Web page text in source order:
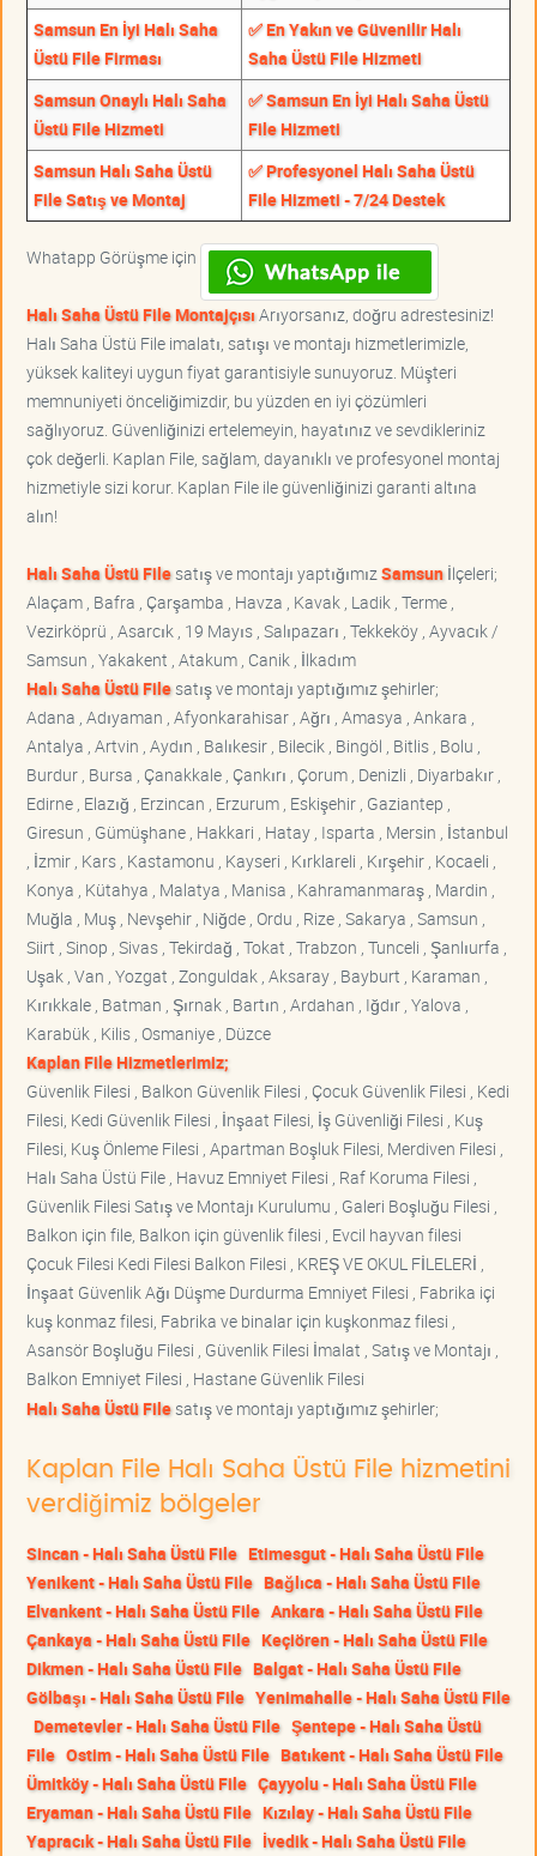
Samsun En İyi Halı Saha
Üstü File Firması
✅ En Yakın ve Güvenilir Halı
Saha Üstü File Hizmeti
Samsun Onaylı Halı Saha
Üstü File Hizmeti
✅ Samsun En İyi Halı Saha Üstü
File Hizmeti
Samsun Halı Saha Üstü
File Satış ve Montaj
✅ Profesyonel Halı Saha Üstü
File Hizmeti - 7/24 Destek
Whatapp Görüşme için
Halı Saha Üstü File MontajçısıArıyorsanız, doğru adrestesiniz!
Halı Saha Üstü File imalatı, satışı ve montajı hizmetlerimizle,
yüksek kaliteyi uygun fiyat garantisiyle sunuyoruz. Müşteri
memnuniyeti önceliğimizdir, bu yüzden en iyi çözümleri
sağlıyoruz. Güvenliğinizi ertelemeyin, hayatınız ve sevdikleriniz
çok değerli. Kaplan File, sağlam, dayanıklı ve profesyonel montaj
hizmetiyle sizi korur. Kaplan File ile güvenliğinizi garanti altına
alın!
Halı Saha Üstü Filesatış ve montajı yaptığımızSamsunİlçeleri;
Alaçam , Bafra , Çarşamba , Havza , Kavak , Ladik , Terme ,
Vezirköprü , Asarcık , 19 Mayıs , Salıpazarı , Tekkeköy , Ayvacık /
Samsun , Yakakent , Atakum , Canik , İlkadım
Halı Saha Üstü Filesatış ve montajı yaptığımız şehirler;
Adana , Adıyaman , Afyonkarahisar , Ağrı , Amasya , Ankara ,
Antalya , Artvin , Aydın , Balıkesir , Bilecik , Bingöl , Bitlis , Bolu ,
Burdur , Bursa , Çanakkale , Çankırı , Çorum , Denizli , Diyarbakır ,
Edirne , Elazığ , Erzincan , Erzurum , Eskişehir , Gaziantep ,
Giresun , Gümüşhane , Hakkari , Hatay , Isparta , Mersin , İstanbul
, İzmir , Kars , Kastamonu , Kayseri , Kırklareli , Kırşehir , Kocaeli ,
Konya , Kütahya , Malatya , Manisa , Kahramanmaraş , Mardin ,
Muğla , Muş , Nevşehir , Niğde , Ordu , Rize , Sakarya , Samsun ,
Siirt , Sinop , Sivas , Tekirdağ , Tokat , Trabzon , Tunceli , Şanlıurfa ,
Uşak , Van , Yozgat , Zonguldak , Aksaray , Bayburt , Karaman ,
Kırıkkale , Batman , Şırnak , Bartın , Ardahan , Iğdır , Yalova ,
Karabük , Kilis , Osmaniye , Düzce
Kaplan File Hizmetlerimiz;
Güvenlik Filesi , Balkon Güvenlik Filesi , Çocuk Güvenlik Filesi , Kedi
Filesi, Kedi Güvenlik Filesi , İnşaat Filesi, İş Güvenliği Filesi , Kuş
Filesi, Kuş Önleme Filesi , Apartman Boşluk Filesi, Merdiven Filesi ,
Halı Saha Üstü File , Havuz Emniyet Filesi , Raf Koruma Filesi ,
Güvenlik Filesi Satış ve Montajı Kurulumu , Galeri Boşluğu Filesi ,
Balkon için file, Balkon için güvenlik filesi , Evcil hayvan filesi
Çocuk Filesi Kedi Filesi Balkon Filesi , KREŞ VE OKUL FİLELERİ ,
İnşaat Güvenlik Ağı Düşme Durdurma Emniyet Filesi , Fabrika içi
kuş konmaz filesi, Fabrika ve binalar için kuşkonmaz filesi ,
Asansör Boşluğu Filesi , Güvenlik Filesi İmalat , Satış ve Montajı ,
Balkon Emniyet Filesi , Hastane Güvenlik Filesi
Halı Saha Üstü Filesatış ve montajı yaptığımız şehirler;
Kaplan File Halı Saha Üstü File hizmetini
verdiğimiz bölgeler
Sincan - Halı Saha Üstü File Etimesgut - Halı Saha Üstü File
Yenikent - Halı Saha Üstü File Bağlıca - Halı Saha Üstü File
Elvankent - Halı Saha Üstü File Ankara - Halı Saha Üstü File
Çankaya - Halı Saha Üstü File Keçiören - Halı Saha Üstü File
Dikmen - Halı Saha Üstü File Balgat - Halı Saha Üstü File
Gölbaşı - Halı Saha Üstü File Yenimahalle - Halı Saha Üstü File
Demetevler - Halı Saha Üstü File Şentepe - Halı Saha Üstü
File Ostim - Halı Saha Üstü File Batıkent - Halı Saha Üstü File
Ümitköy - Halı Saha Üstü File Çayyolu - Halı Saha Üstü File
Eryaman - Halı Saha Üstü File Kızılay - Halı Saha Üstü File
Yapracık - Halı Saha Üstü File İvedik - Halı Saha Üstü File